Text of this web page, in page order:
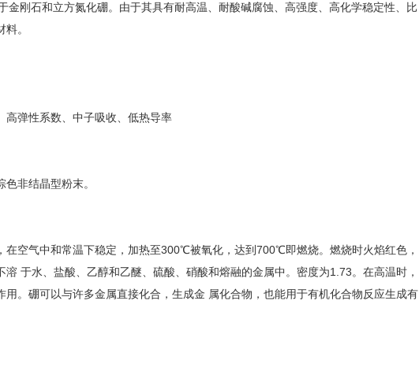
金刚石和立方氮化硼。由于其具有耐高温、耐酸碱腐蚀、高强度、高化学稳定性、比
。
高弹性系数、中子吸收、低热导率
非结晶型粉末。
在空气中和常温下稳定，加热至300℃被氧化，达到700℃即燃烧。燃烧时火焰红色，
于水、盐酸、乙醇和乙醚、硫酸、硝酸和熔融的金属中。密度为1.73。在高温时，
用。硼可以与许多金属直接化合，生成金 属化合物，也能用于有机化合物反应生成有